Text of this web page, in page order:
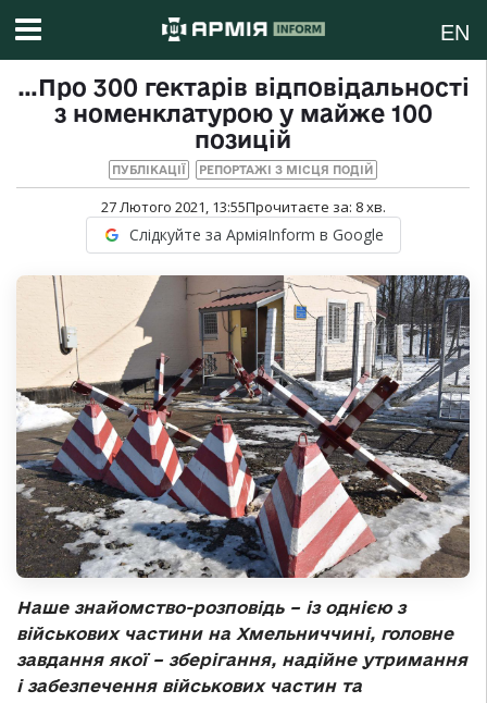
EN
…Про 300 гектарів відповідальності
з номенклатурою у майже 100
позицій
ПУБЛІКАЦІЇ РЕПОРТАЖІ З МІСЦЯ ПОДІЙ
27 Лютого 2021, 13:55Прочитаєте за: 8хв.
Слідкуйте за АрміяInform в Google
Наше знайомство-розповідь – із однією з
військових частини на Хмельниччині, головне
завдання якої – зберігання, надійне утримання
і забезпечення військових частин та